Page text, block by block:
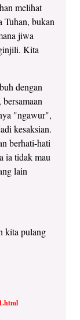
melihat
bukan
jiwa
Kita
dengan
"ngawur",
kesaksian.
berhati-hati
ia tidak mau
lain
kita pulang